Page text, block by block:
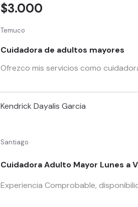
Temuco
Cuidadora de adultos mayores
Ofrezco mis servicios como
$3.000
Kendrick Dayalis Garcia
Santiago
Cuidadora Adulto Mayor Lunes a
Experiencia Comprobable,